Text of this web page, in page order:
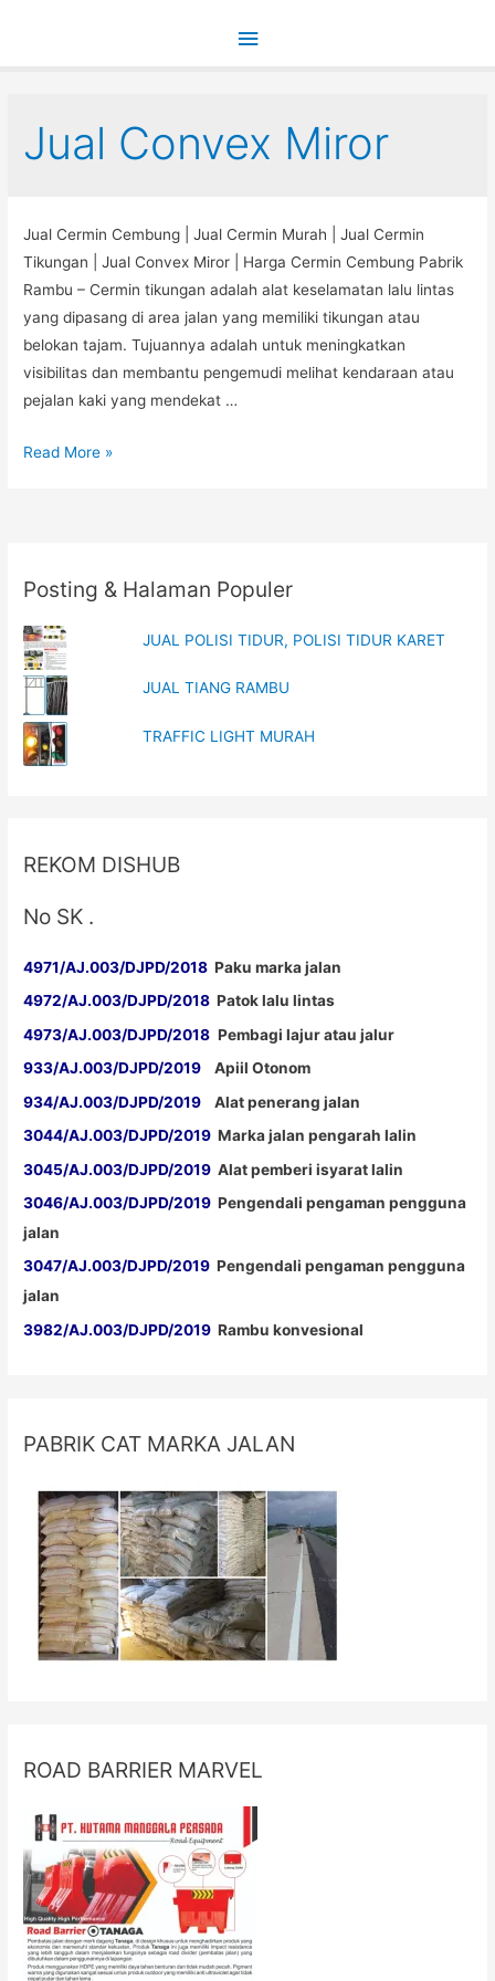
Main
Jual Convex Miror
Jual Cermin Cembung | Jual Cermin Murah | Jual Cermin
Tikungan | Jual Convex Miror | Harga Cermin Cembung Pabrik
Rambu – Cermin tikungan adalah alat keselamatan lalu lintas
yang dipasang di area jalan yang memiliki tikungan atau
belokan tajam. Tujuannya adalah untuk meningkatkan
visibilitas dan membantu pengemudi melihat kendaraan atau
pejalan kaki yang mendekat …
Jual
Cermin
|
Jual
Cermin
Tikungan
|
Read More »
Posting & Halaman Populer
JUAL POLISI TIDUR, POLISI TIDUR KARET
JUAL TIANG RAMBU
TRAFFIC LIGHT MURAH
REKOM DISHUB
No SK .
4971/AJ.003/DJPD/2018 Paku marka jalan
4972/AJ.003/DJPD/2018 Patok lalu lintas
4973/AJ.003/DJPD/2018 Pembagi lajur atau jalur
933/AJ.003/DJPD/2019 Apiil Otonom
934/AJ.003/DJPD/2019 Alat penerang jalan
3044/AJ.003/DJPD/2019 Marka jalan pengarah lalin
3045/AJ.003/DJPD/2019 Alat pemberi isyarat lalin
3046/AJ.003/DJPD/2019 Pengendali pengaman pengguna
jalan
3047/AJ.003/DJPD/2019 Pengendali pengaman pengguna
jalan
3982/AJ.003/DJPD/2019 Rambu konvesional
PABRIK CAT MARKA JALAN
ROAD BARRIER MARVEL